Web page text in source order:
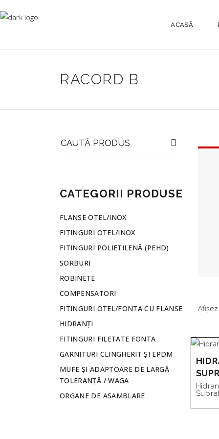
ACASĂ
RACORD B
for:
CATEGORII PRODUSE
FLANSE OTEL/INOX
FITINGURI OTEL/INOX
FITINGURI POLIETILENĂ (PEHD)
SORBURI
ROBINETE
COMPENSATORI
FITINGURI OTEL/FONTA CU FLANSE
HIDRANȚI
FITINGURI FILETATE FONTA
GARNITURI CLINGHERIT ȘI EPDM
MUFE ȘI ADAPTOARE DE LARGĂ
TOLERANȚĂ / WAGA
ORGANE DE ASAMBLARE